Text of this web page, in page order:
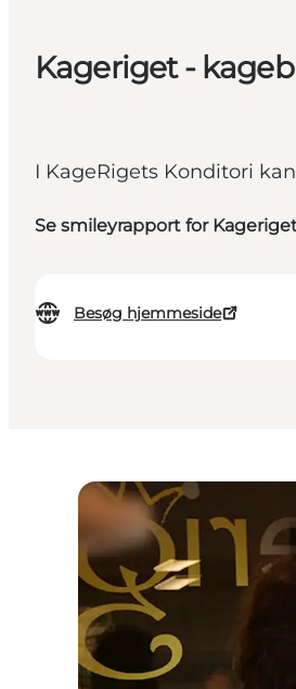
Kageriget -
I KageRigets Konditori
Se smileyrapport for
Besøg hjemmeside